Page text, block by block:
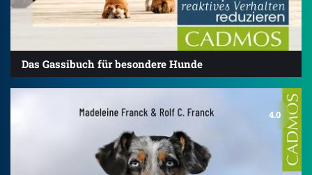
Das Gassibuch für besondere Hunde
4.0